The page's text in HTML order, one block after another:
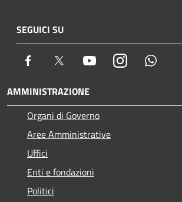
SEGUICI SU
Facebook Twitter YoutubeInstagram
AMMINISTRAZIONE
Organi di Governo
Aree Amministrative
Uffici
Enti e fondazioni
Politici